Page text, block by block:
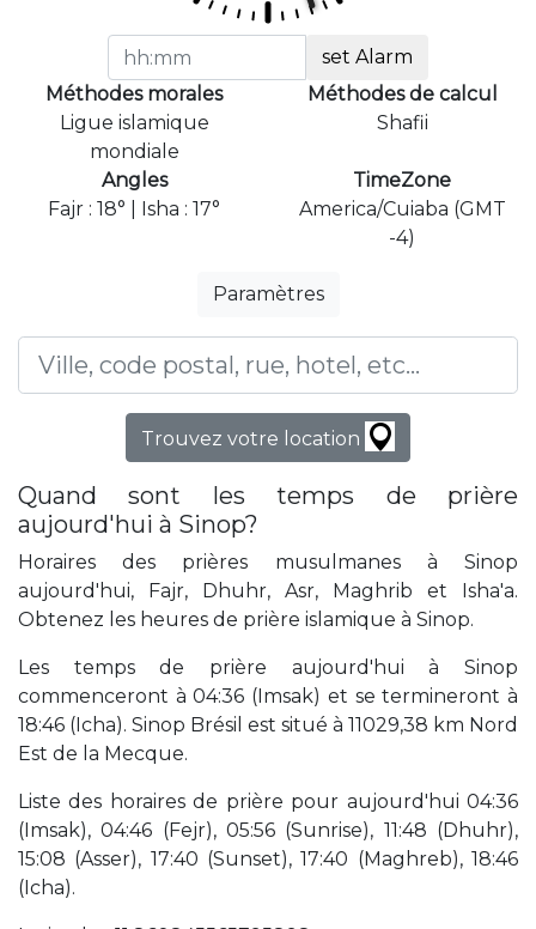
set Alarm
Méthodes morales
Ligue islamique
mondiale
Méthodes de calcul
Shafii
Angles
Fajr : 18° | Isha : 17°
TimeZone
America/Cuiaba (GMT
-4)
Paramètres
Trouvez votre location
Quand sont les temps de prière
aujourd'hui à Sinop?
Horaires des prières musulmanes à Sinop
aujourd'hui, Fajr, Dhuhr, Asr, Maghrib et Isha'a.
Obtenez les heures de prière islamique à Sinop.
Les temps de prière aujourd'hui à Sinop
commenceront à 04:36 (Imsak) et se termineront à
18:46 (Icha). Sinop Brésil est situé à 11029,38 km Nord
Est de la Mecque.
Liste des horaires de prière pour aujourd'hui 04:36
(Imsak), 04:46 (Fejr), 05:56 (Sunrise), 11:48 (Dhuhr),
15:08 (Asser), 17:40 (Sunset), 17:40 (Maghreb), 18:46
(Icha).